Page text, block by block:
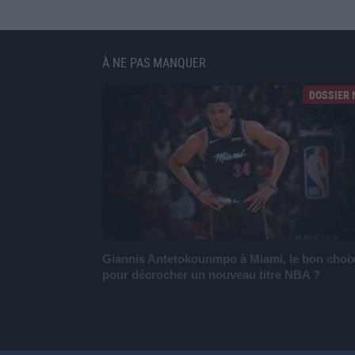
À NE PAS MANQUER
DOSSIER
Giannis Antetokounmpo à Miami, le bon choix
pour décrocher un nouveau titre NBA ?